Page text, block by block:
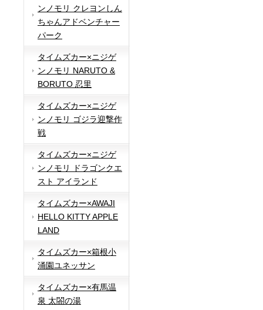
ンノモリ クレヨンしん
ちゃんアドベンチャー
パーク
タイムズカー×ニジゲ
ンノモリ NARUTO &
BORUTO 忍里
タイムズカー×ニジゲ
ンノモリ ゴジラ迎撃作
戦
タイムズカー×ニジゲ
ンノモリ ドラゴンクエ
スト アイランド
タイムズカー×AWAJI
HELLO KITTY APPLE
LAND
タイムズカー×箱根小
涌園ユネッサン
タイムズカー×有馬温
泉 太閤の湯